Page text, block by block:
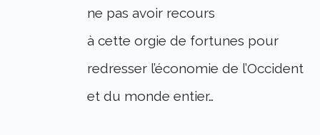
ne pas avoir recours
à cette orgie de fortunes pour
redresser l’économie de l’Occident
et du monde entier…